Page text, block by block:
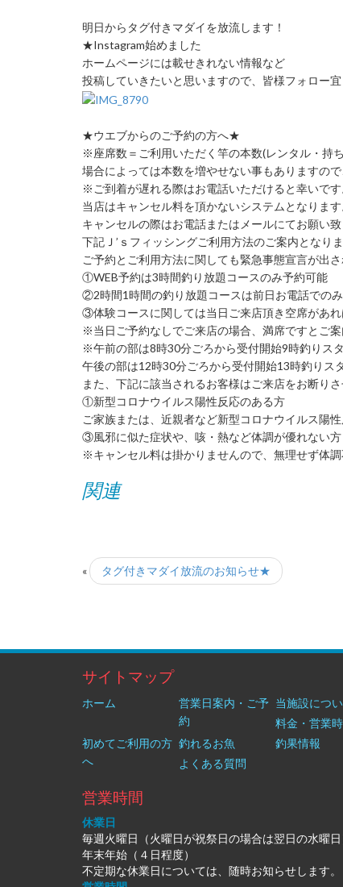
明日からタグ付きマダイを放流します！
★Instagram始めました
ホームページには載せきれない情報など
投稿していきたいと思いますので、皆様フォロー宜
★ウエブからのご予約の方へ★
※座席数＝ご利用いただく竿の本数(レンタル・持
場合によっては本数を増やせない事もありますので
※ご到着が遅れる際はお電話いただけると幸いです
当店はキャンセル料を頂かないシステムとなります
キャンセルの際はお電話またはメールにてお願い致
下記Ｊ’ｓフィッシングご利用方法のご案内となりま
ご予約とご利用方法に関しても緊急事態宣言が出さ
①WEB予約は3時間釣り放題コースのみ予約可能
②2時間1時間の釣り放題コースは前日お電話での
③体験コースに関しては当日ご来店頂き空席があ
※当日ご予約なしでご来店の場合、満席ですとご
※午前の部は8時30分ごろから受付開始9時釣りス
午後の部は12時30分ごろから受付開始13時釣りス
また、下記に該当されるお客様はご来店をお断り
①新型コロナウイルス陽性反応のある方
ご家族または、近親者など新型コロナウイルス陽
③風邪に似た症状や、咳・熱など体調が優れない方
※キャンセル料は掛かりませんので、無理せず体
関連
« タグ付きマダイ放流のお知らせ★
サイトマップ
ホーム
営業日案内・ご予
約
当施設につ
料金・営業
初めてご利用の方
へ
釣れるお魚
釣果情報
よくある質問
営業時間
休業日
毎週火曜日（火曜日が祝祭日の場合は翌日の水曜日
年末年始（４日程度）
不定期な休業日については、随時お知らせします。